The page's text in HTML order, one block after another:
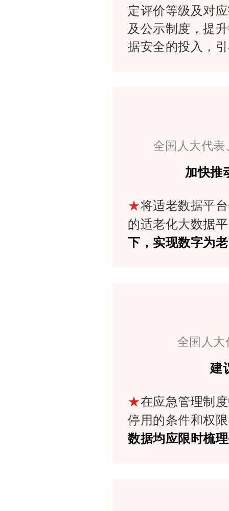
定评价等级及对
及公示制度，提
据安全的投入，
全国人大代
加快推
★将适老数据平
的适老化大数据
下，实现数字为
全国人大
建
★在应急管理制
停用的条件和权
数据均应限时梳